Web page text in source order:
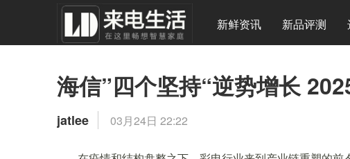
新鲜资讯 新品评测
海信”四个坚持“逆势增长
jatlee 03月24日 22:22